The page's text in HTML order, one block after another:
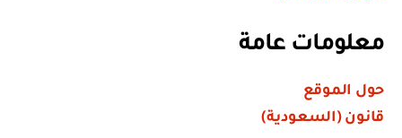
معلومات عامة
حول الموقع
قانون (السعودية)